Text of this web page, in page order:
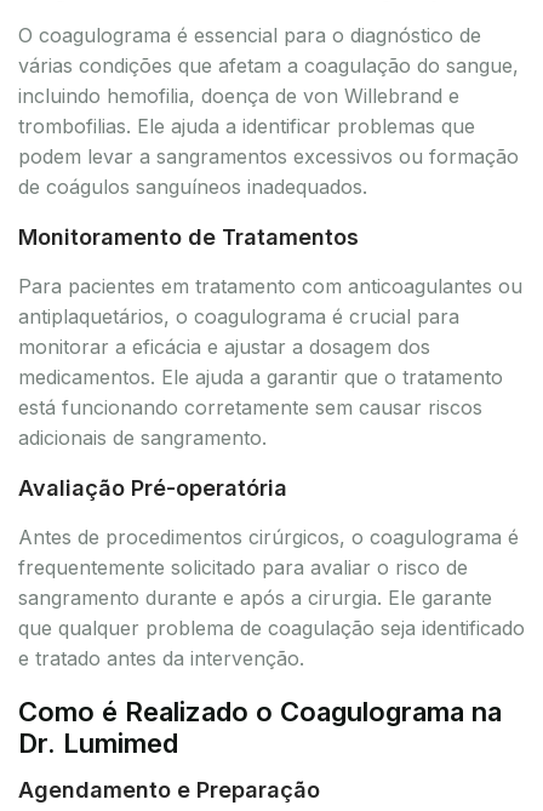
O coagulograma é essencial para o diagnóstico de
várias condições que afetam a coagulação do sangue,
incluindo hemofilia, doença de von Willebrand e
trombofilias. Ele ajuda a identificar problemas que
podem levar a sangramentos excessivos ou formação
de coágulos sanguíneos inadequados.
Monitoramento de Tratamentos
Para pacientes em tratamento com anticoagulantes ou
antiplaquetários, o coagulograma é crucial para
monitorar a eficácia e ajustar a dosagem dos
medicamentos. Ele ajuda a garantir que o tratamento
está funcionando corretamente sem causar riscos
adicionais de sangramento.
Avaliação Pré-operatória
Antes de procedimentos cirúrgicos, o coagulograma é
frequentemente solicitado para avaliar o risco de
sangramento durante e após a cirurgia. Ele garante
que qualquer problema de coagulação seja identificado
e tratado antes da intervenção.
Como é Realizado o Coagulograma na
Dr. Lumimed
Agendamento e Preparação